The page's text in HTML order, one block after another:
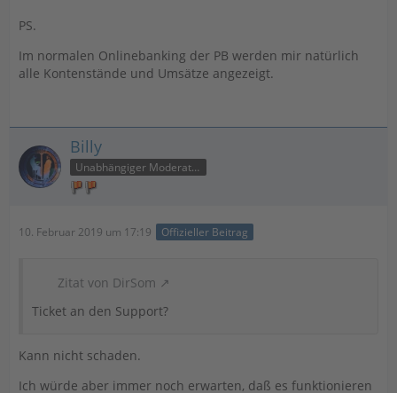
PS.
Im normalen Onlinebanking der PB werden mir natürlich
alle Kontenstände und Umsätze angezeigt.
Billy
Unabhängiger Moderator
10. Februar 2019 um 17:19 Offizieller Beitrag
Zitat von DirSom
Ticket an den Support?
Kann nicht schaden.
Ich würde aber immer noch erwarten, daß es funktionieren